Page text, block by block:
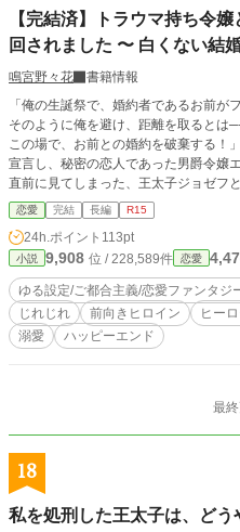
【完結済】トラウマ持ち令
回されました 〜 白くない結
鳴宮野々花
書籍情報
「俺の生誕祭で、婚約者であるお前が
そのように俺を避け、距離を取ると
この場で、お前との婚約を破棄する！
宣言し、秘密の恋人であった男爵令
直前に見てしまった、王太子ジョゼフ
リー公爵家の長女フローリアの脳裏に
も王太子を受け入れることができなか
りも自分に厳しい父の視線が突き刺
─── 「そうか。ではそちらの令嬢、俺
の中央に進み出てきたのは、第三王子
リアに対する婚約破棄宣言に、絶世の
然となり、フローリアはただ呆然とす
フローリアを望む、とある事情があっ
人にとって完璧な計画だったはずの白
えることとなり……。 互いに異性に
夫婦となるために葛藤と奮闘を繰り返
トーリー（にしたい）です。 ※いつもの何もかもファンタジー設定の物語で
す。 ※本作はセンシティブな描写（性
感を出したいのですが、重い部分は重
なろう、カクヨムにも投稿しています。
恋愛 完結 長編 R15
24h.ポイント 113pt
小説 9,908 位 / 228,589件 恋愛
ゆる設定/ご都合主義/恋愛ファンタジ
じれじれ
前向きヒロイン ヒー
溺愛
ハッピーエンド
最
18
私を処刑した王太子は、ど